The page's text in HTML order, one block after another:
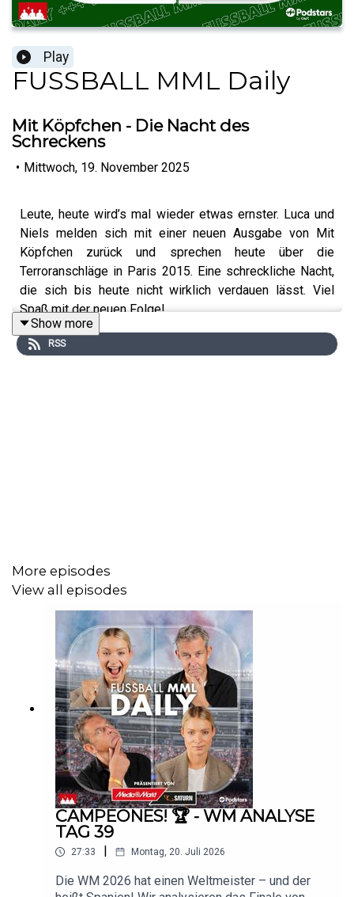
Play
FUSSBALL MML Daily
Mit Köpfchen - Die Nacht des
Schreckens
• Mittwoch, 19. November 2025
Leute, heute wird’s mal wieder etwas ernster. Luca und
Niels melden sich mit einer neuen Ausgabe von Mit
Köpfchen zurück und sprechen heute über die
Terroranschläge in Paris 2015. Eine schreckliche Nacht,
die sich bis heute nicht wirklich verdauen lässt. Viel
Spaß mit der neuen Folge!
Show more
RSS
More episodes
View all episodes
CAMPEONES! 🏆 - WM ANALYSE
TAG 39
27:33 Montag, 20. Juli 2026
Die WM 2026 hat einen Weltmeister – und der